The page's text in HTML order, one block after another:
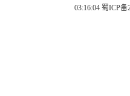
03:16:04 蜀ICP备